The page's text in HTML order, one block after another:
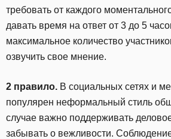
требовать от каждого
давать время на ответ от 3 до 5
максимальное количество
озвучить свое мнение.
2 правило. В социальных сетях и
популярен неформальный стиль
случае важно поддерживать
забывать о вежливости.